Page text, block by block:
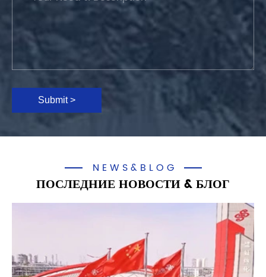
Submit >
NEWS&BLOG
ПОСЛЕДНИЕ НОВОСТИ & БЛОГ